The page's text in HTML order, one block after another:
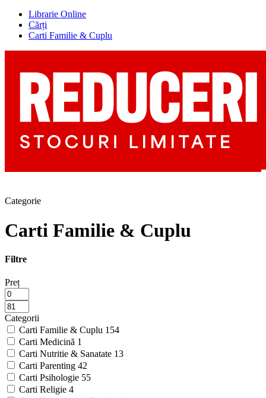
Librarie Online
Cărți
Carti Familie & Cuplu
Categorie
Carti Familie & Cuplu
Filtre
Preț
Categorii
Carti Familie & Cuplu 154
Carti Medicină 1
Carti Nutritie & Sanatate 13
Carti Parenting 42
Carti Psihologie 55
Carti Religie 4